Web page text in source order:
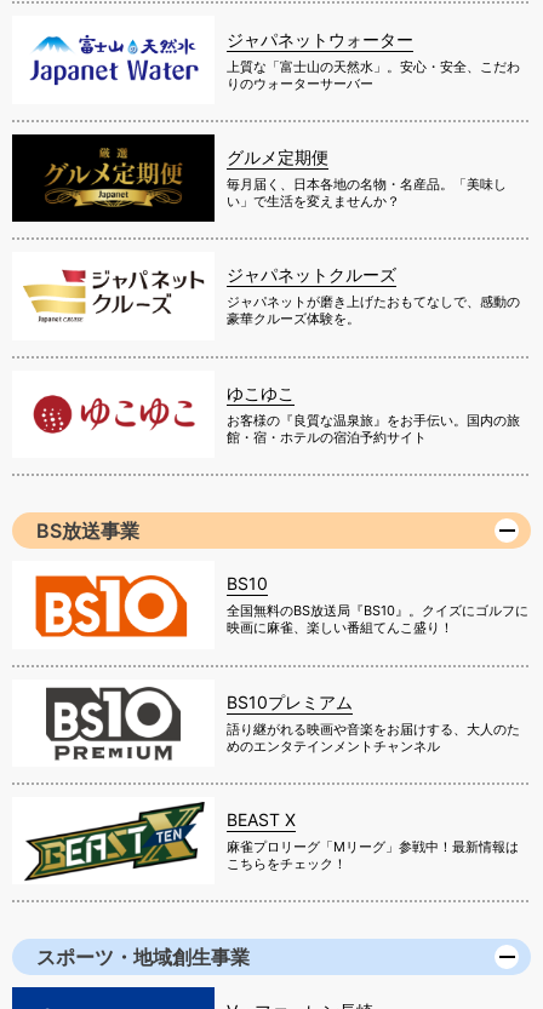
ジャパネットウォーター
上質な「富士山の天然水」。安心・安全、こだわ
りのウォーターサーバー
グルメ定期便
毎月届く、日本各地の名物・名産品。「美味し
い」で生活を変えませんか？
ジャパネットクルーズ
ジャパネットが磨き上げたおもてなしで、感動の
豪華クルーズ体験を。
ゆこゆこ
お客様の『良質な温泉旅』をお手伝い。国内の旅
館・宿・ホテルの宿泊予約サイト
BS放送事業
BS10
全国無料のBS放送局『BS10』。クイズにゴルフに
映画に麻雀、楽しい番組てんこ盛り！
BS10プレミアム
語り継がれる映画や音楽をお届けする、大人のた
めのエンタテインメントチャンネル
BEAST X
麻雀プロリーグ「Mリーグ」参戦中！最新情報は
こちらをチェック！
スポーツ・地域創生事業